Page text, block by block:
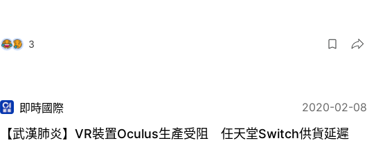
3
即時國際 2020-02-08
【武漢肺炎】VR裝置Oculus生產受阻 任天堂Switch供貨延遲